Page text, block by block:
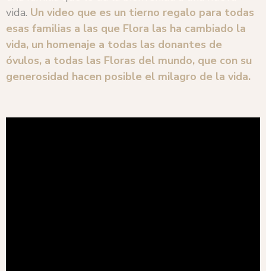
vida. Un video que es un tierno regalo para todas
esas familias a las que Flora las ha cambiado la
vida, un homenaje a todas las donantes de
óvulos, a todas las Floras del mundo, que con su
generosidad hacen posible el milagro de la vida.